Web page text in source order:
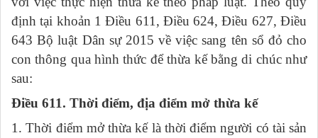
định tại khoản 1 Điều 611, Điều 624, Điều 627, Điều
643 Bộ luật Dân sự 2015 về việc sang tên sổ đỏ cho
con thông qua hình thức để thừa kế bằng di chúc như
sau:
Điều 611. Thời điểm, địa điểm mở thừa kế
1. Thời điểm mở thừa kế là thời điểm người có tài sản